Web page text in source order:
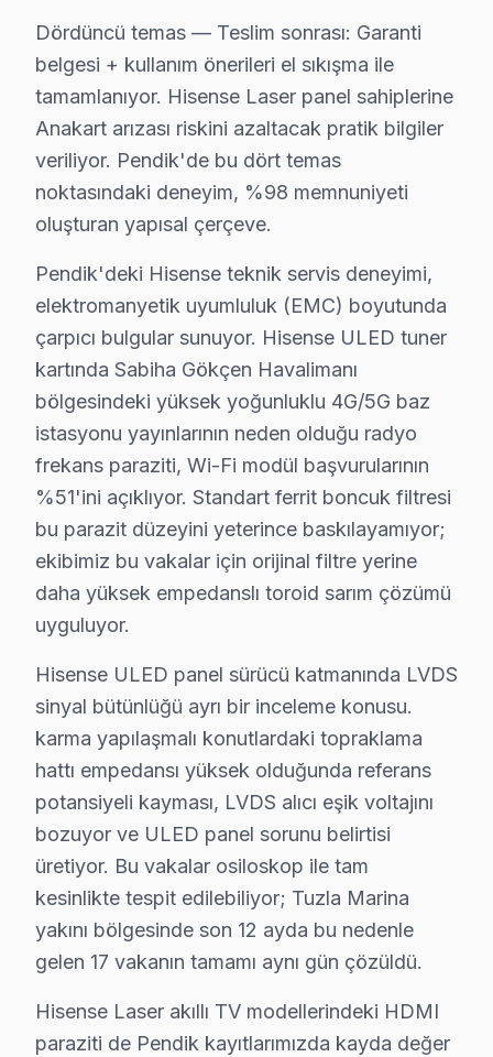
Pendik Yakın İlçelerde Hisense Servisi
· Ataşehir Hisense
· Beykoz Hisense
· Çekmeköy Hisense
· Kadıköy Hisense
· Kartal Hisense
· Maltepe Hisense
· Sancaktepe Hisense
· Şile Hisense
Pendik Diğer Marka Servisleri
· Pendik Sony
· Pendik Philips
· Pendik Hi-Level
· Pendik iFFALCON
· Pendik Samsung
· Pendik LG
· Pendik Panasonic
· Pendik Toshiba
Hisense TV Arızası: Pendik'de Ne
Pendik'de Hisense TV arızasında yapmanız
Hisense TV Servis Kapsamı
✓ 15+ Yıl Deneyim
✓ Orijinal Yedek Parça
✓ Ücretsiz Arıza Tespiti
Dördüncü temas — Teslim sonrası: Garanti
belgesi + kullanım önerileri el sıkışma ile
tamamlanıyor. Hisense Laser panel sahiplerine
Anakart arızası riskini azaltacak pratik bilgiler
veriliyor. Pendik'de bu dört temas
noktasındaki deneyim, %98 memnuniyeti
oluşturan yapısal çerçeve.
Pendik'deki Hisense teknik servis deneyimi,
elektromanyetik uyumluluk (EMC) boyutunda
çarpıcı bulgular sunuyor. Hisense ULED tuner
kartında Sabiha Gökçen Havalimanı
bölgesindeki yüksek yoğunluklu 4G/5G baz
istasyonu yayınlarının neden olduğu radyo
frekans paraziti, Wi-Fi modül başvurularının
%51'ini açıklıyor. Standart ferrit boncuk filtresi
bu parazit düzeyini yeterince baskılayamıyor;
ekibimiz bu vakalar için orijinal filtre yerine
daha yüksek empedanslı toroid sarım çözümü
uyguluyor.
Hisense ULED panel sürücü katmanında LVDS
sinyal bütünlüğü ayrı bir inceleme konusu.
karma yapılaşmalı konutlardaki topraklama
hattı empedansı yüksek olduğunda referans
potansiyeli kayması, LVDS alıcı eşik voltajını
bozuyor ve ULED panel sorunu belirtisi
üretiyor. Bu vakalar osiloskop ile tam
kesinlikte tespit edilebiliyor; Tuzla Marina
yakını bölgesinde son 12 ayda bu nedenle
gelen 17 vakanın tamamı aynı gün çözüldü.
Hisense Laser akıllı TV modellerindeki HDMI
paraziti de Pendik kayıtlarımızda kayda değer